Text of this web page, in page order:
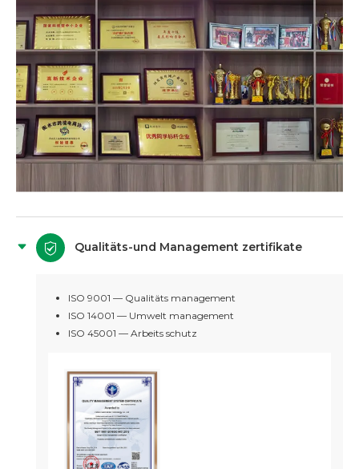
Qualitäts-und Management zertifikate
ISO 9001 — Qualitäts management
ISO 14001 — Umwelt management
ISO 45001 — Arbeits schutz